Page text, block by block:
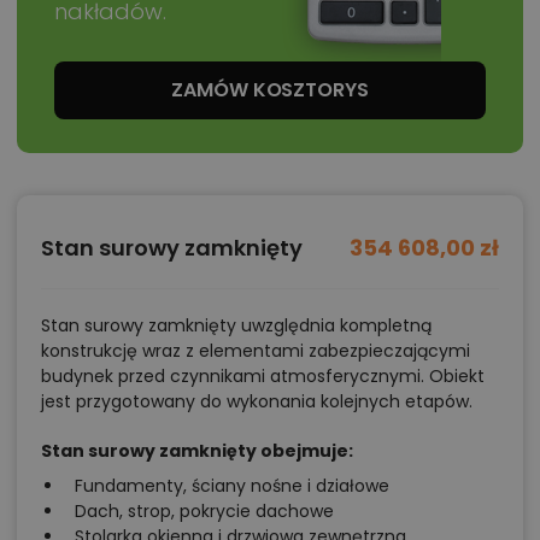
– Nieduże wymiary zewnętrzne i zwarty kształt bryły
umożliwiające budowę na działkach o małej
– Prosta konstrukcja pozbawiona stropów
dachową z dźwigarów drewnianych
– Optymalna powierzchnia użytkowa poniżej 120
pomieszczeń uwzględniającym: wiatrołap z dużą
szafą wnękową / wygodne pomieszczenie pralni i
suszarni / dużą otwartą strefę dzienną z wysokim
salonem kuchnią i jadalnią / nowoczesna zabudowę
kuchenną z wyspą i spiżarnią / przestronną sypialnie
rodziców z garderobą i prywatną łazienką / dwa
nakładów.
ZAMÓW KOSZTORYS
Stan surowy zamknięty 354 608,00 zł
Stan surowy zamknięty uwzględnia kompletną
konstrukcję wraz z elementami zabezpieczającymi
budynek przed czynnikami atmosferycznymi. Obiekt
jest przygotowany do wykonania kolejnych etapów.
Stan surowy zamknięty obejmuje:
Fundamenty, ściany nośne i działowe
Dach, strop, pokrycie dachowe